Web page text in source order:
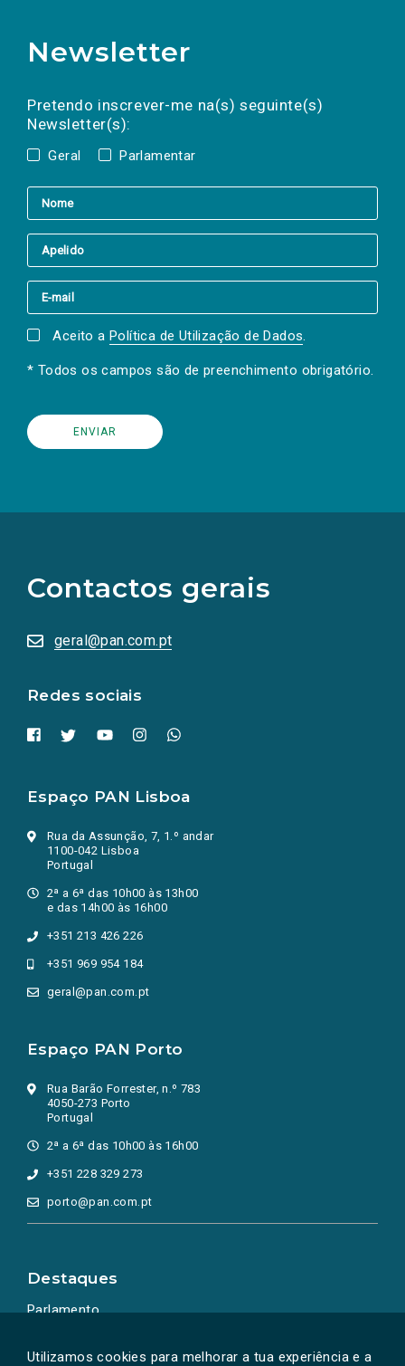
Utilizamos cookies para melhorar a tua experiência e a
Newsletter
Pretendo inscrever-me na(s) seguinte(s)
Newsletter(s):
Geral Parlamentar
a(s) newsletter(s).
mail
Aceito a Política de Utilização de Dados.
* Todos os campos são de preenchimento obrigatório.
Contactos gerais
geral@pan.com.pt
Redes sociais
redes
sociais
numa
nova
Espaço PAN Lisboa
Rua da Assunção, 7, 1.º andar
1100-042 Lisboa
Portugal
2ª a 6ª das 10h00 às 13h00
e das 14h00 às 16h00
+351 213 426 226
+351 969 954 184
geral@pan.com.pt
Espaço PAN Porto
Rua Barão Forrester, n.º 783
4050-273 Porto
Portugal
2ª a 6ª das 10h00 às 16h00
+351 228 329 273
porto@pan.com.pt
Destaques
Parlamento